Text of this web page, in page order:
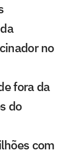
no
fora da
do
com